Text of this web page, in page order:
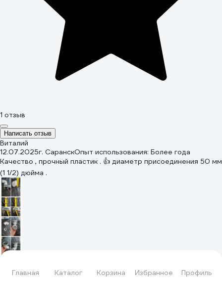
Главная Каталог Корзина Избранное Профиль
1 отзыв
Написать отзыв
Виталий
12.07.2025г. СаранскОпыт использования: Более года
Качество , прочный пластик . 👍 диаметр присоединения 50 мм
(1 1/2) дюйма .